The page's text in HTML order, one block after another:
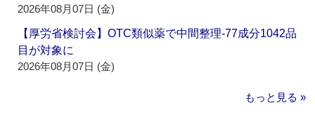
2026年08月07日 (金)
【厚労省検討会】OTC類似薬で中間整理‐77成分1042品
目が対象に
2026年08月07日 (金)
もっと見る »